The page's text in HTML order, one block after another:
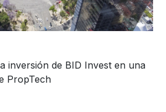
inversión de BID Invest en una
PropTech